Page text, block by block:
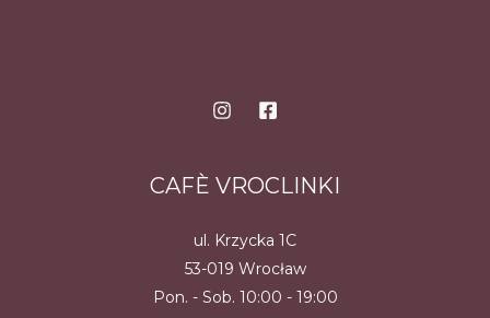
CAFÈ VROCLINKI
ul. Krzycka 1C
53-019 Wrocław
Pon. - Sob. 10:00 - 19:00